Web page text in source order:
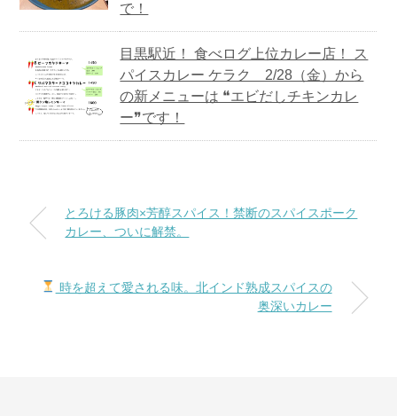
で！
目黒駅近！ 食べログ上位カレー店！ ス
パイスカレー ケラク 2/28（金）から
の新メニューは ❝エビだしチキンカレ
ー❞です！
とろける豚肉×芳醇スパイス！禁断のスパイスポーク
カレー、ついに解禁。
時を超えて愛される味。北インド熟成スパイスの
奥深いカレー